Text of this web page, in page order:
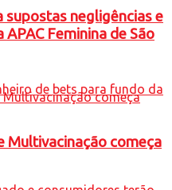
supostas negligências e
Feminina de São
Multivacinação começa